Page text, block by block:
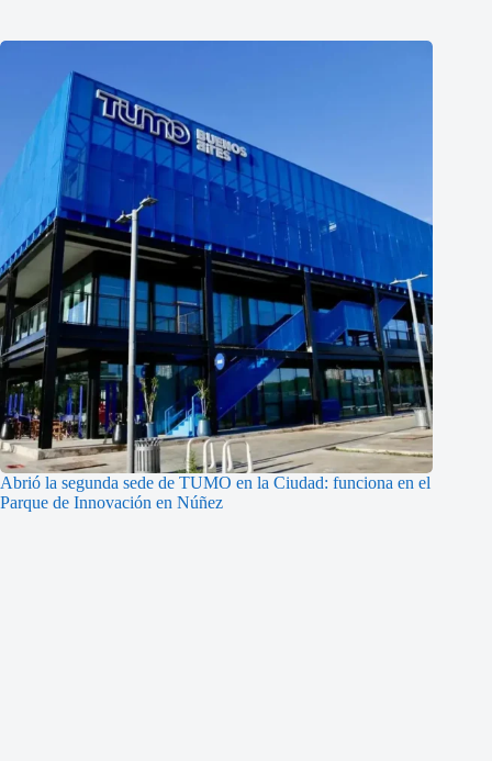
Abrió la segunda sede de TUMO en la Ciudad: funciona en el
Parque de Innovación en Núñez